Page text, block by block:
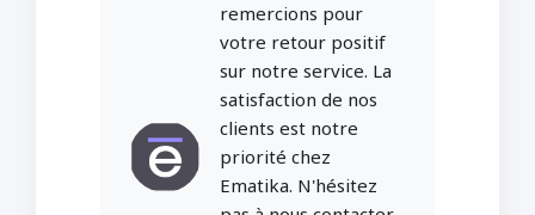
remercions pour
votre retour positif
sur notre service. La
satisfaction de nos
clients est notre
priorité chez
Ematika. N'hésitez